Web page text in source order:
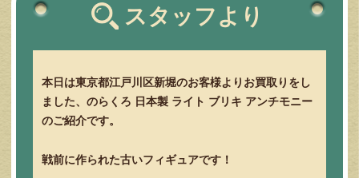
スタッフより
本日は東京都江戸川区新堀のお客様よりお買取りをし
ました、のらくろ 日本製 ライト ブリキ アンチモニー
のご紹介です。
戦前に作られた古いフィギュアです！